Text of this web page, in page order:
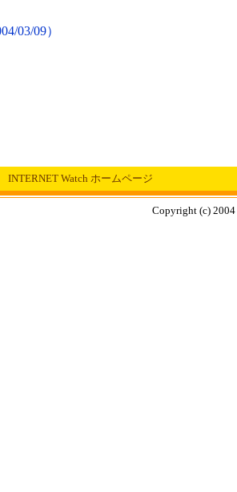
03/09）
INTERNET Watch ホームページ
Copyright (c) 2004